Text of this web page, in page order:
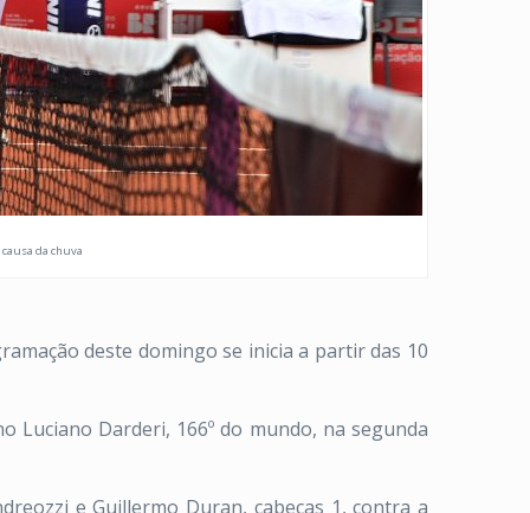
da chuva
deste domingo se inicia a partir das 10
Luciano Darderi, 166º do mundo, na segunda
e Guillermo Duran, cabeças 1, contra a